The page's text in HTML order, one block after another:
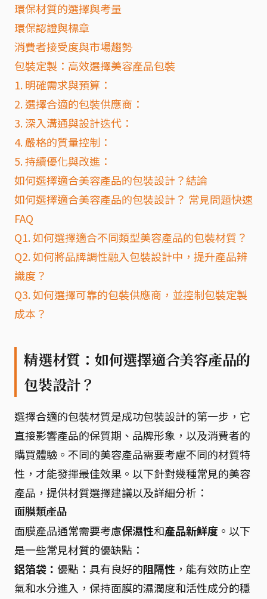
環保材質的選擇與考量
環保認證與標章
消費者接受度與市場趨勢
包裝定製：高效選擇美容產品包裝
1. 明確需求與預算：
2. 選擇合適的包裝供應商：
3. 深入溝通與設計迭代：
4. 嚴格的質量控制：
5. 持續優化與改進：
如何選擇適合美容產品的包裝設計？結論
如何選擇適合美容產品的包裝設計？ 常見問題快速
FAQ
Q1. 如何選擇適合不同類型美容產品的包裝材質？
Q2. 如何將品牌調性融入包裝設計中，提升產品辨
識度？
Q3. 如何選擇可靠的包裝供應商，並控制包裝定製
成本？
精選材質：如何選擇適合美容產品的
包裝設計？
選擇合適的包裝材質是成功包裝設計的第一步，它
直接影響產品的保質期、品牌形象，以及消費者的
購買體驗。不同的美容產品需要考慮不同的材質特
性，才能發揮最佳效果。以下針對幾種常見的美容
產品，提供材質選擇建議以及詳細分析：
面膜類產品
面膜產品通常需要考慮保濕性和產品新鮮度 。以下
是一些常見材質的優缺點：
鋁箔袋： 優點：具有良好的阻隔性 ，能有效防止空
氣和水分進入，保持面膜的濕潤度和活性成分的穩